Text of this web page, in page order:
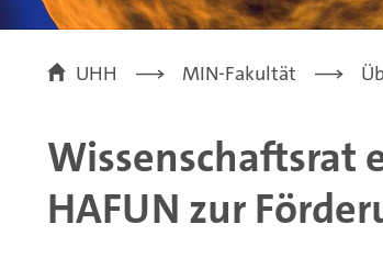
UHH MIN-Fakultät
Wissenschaftsrat
HAFUN zur